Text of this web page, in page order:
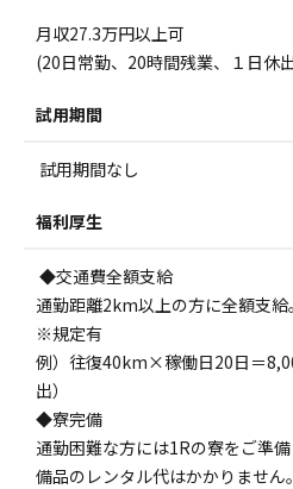
月収27.3万円以上可
(20日常勤、20時間残業、１日休
試用期間
試用期間なし
福利厚生
◆交通費全額支給
通勤距離2km以上の方に全額支給。
※規定有
例）往復40km×稼働日20日＝
出）
◆寮完備
通勤困難な方には1Rの寮をご準備
備品のレンタル代はかかりません。